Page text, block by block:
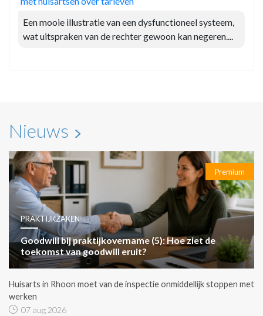
Een mooie illustratie van een dysfunctioneel systeem,
wat uitspraken van de rechter gewoon kan negeren....
Nieuws
Premium
PRAKTIJKZAKEN
Goodwill bij praktijkovername (5): Hoe ziet de
toekomst van goodwill eruit?
Huisarts in Rhoon moet van de inspectie onmiddellijk stoppen met
werken
07 aug 2026